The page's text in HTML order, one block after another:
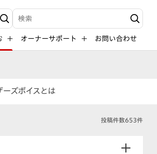
検索キーワード入力
オーナーサポート お問い合わせ
ーズボイスとは
投稿件数653件